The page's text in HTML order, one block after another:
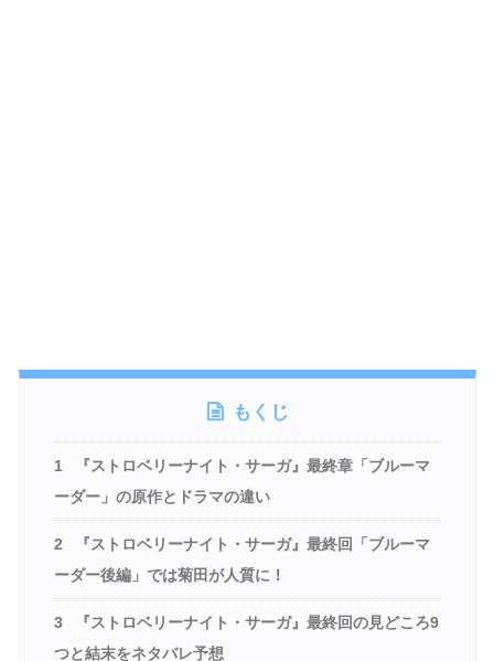
もくじ
1
『ストロベリーナイト・サーガ』最終章「ブルーマ
ーダー」の原作とドラマの違い
2
『ストロベリーナイト・サーガ』最終回「ブルーマ
ーダー後編」では菊田が人質に！
3
『ストロベリーナイト・サーガ』最終回の見どころ9
つと結末をネタバレ予想